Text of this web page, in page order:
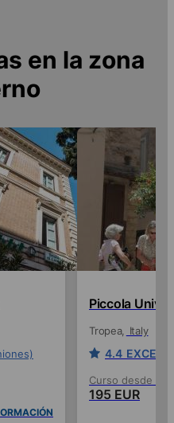
en la zona
Piccola
Tropea Italy
4.4
Curso desde
195 EUR